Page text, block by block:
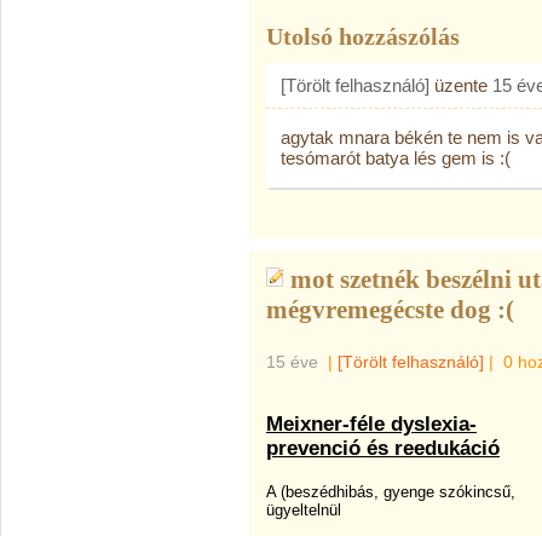
Utolsó hozzászólás
[Törölt felhasználó] üzente 15
agytak mnara békén te nem is
tesómarót batya lés gem is :(
mot szetnék beszélni
mégvremegécste dog :(
15 éve | [Törölt felhasználó] | 0
Meixner-féle dyslexia-
prevenció és reedukáció
A(beszédhibás, gyenge szókincsű,
ügyeltelnül